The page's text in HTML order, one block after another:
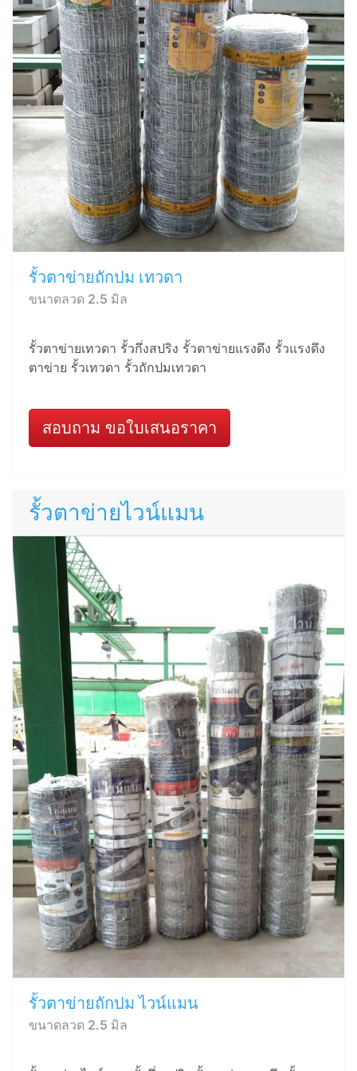
รั้วตาข่ายถักปม เทวดา
ขนาดลวด 2.5 มิล
รั้วตาข่ายเทวดา รั้วกึ่งสปริง รั้วตาข่ายแรงดึง รั้วแรงดึง
ตาข่าย รั้วเทวดา รั้วถักปมเทวดา
สอบถาม ขอใบเสนอราคา
รั้วตาข่ายไวน์แมน
รั้วตาข่ายถักปม ไวน์แมน
ขนาดลวด 2.5 มิล